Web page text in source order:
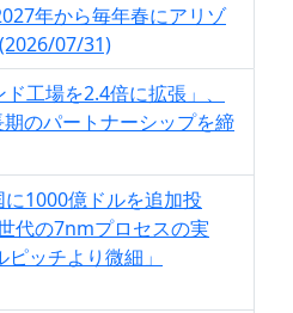
年から毎年春にアリゾ
07/31)
ド工場を2.4倍に拡張」、
のパートナーシップを締
に1000億ドルを追加投
代の7nmプロセスの実
ッチより微細」